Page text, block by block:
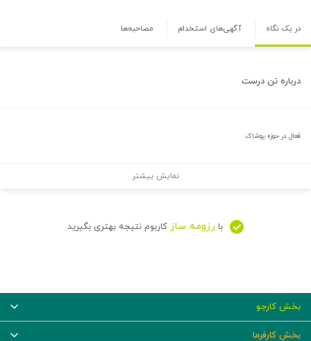
در یک نگاه آگهی‌های استخدام مصاحبه‌ها
درباره تن درست
فعال در حوزه پوشاک
نمایش بیشتر
با رزومه ساز کاربوم نتیجه بهتری بگیرید
بخش کارجو
بخش کارفرما